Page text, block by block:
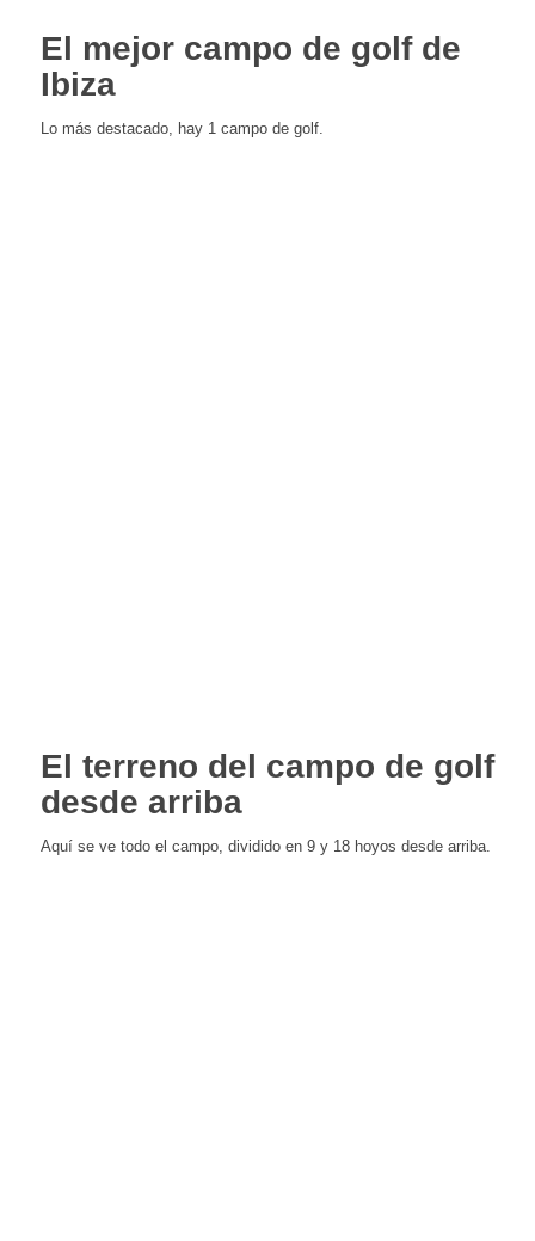
El mejor campo de golf de
Ibiza
Lo más destacado, hay 1 campo de golf.
El terreno del campo de golf
desde arriba
Aquí se ve todo el campo, dividido en 9 y 18 hoyos desde arriba.